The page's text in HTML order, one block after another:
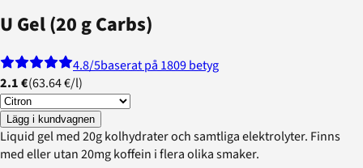
U Gel (20 g Carbs)
4.8/5baserat på 1809 betyg
2.1 €(63.64 €/l)
Lägg i kundvagnen
Liquid gel med 20g kolhydrater och samtliga elektrolyter. Finns
med eller utan 20mg koffein i flera olika smaker.